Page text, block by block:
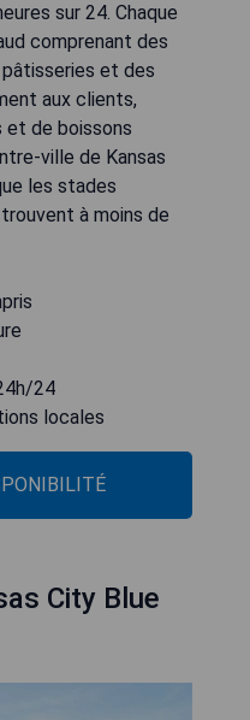
sur 24. Chaque
comprenant des
et des
aux clients,
et de boissons
ville de Kansas
les stades
à moins de
24
locales
City Blue